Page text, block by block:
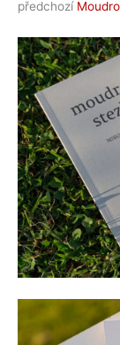
Kameník
předchozí